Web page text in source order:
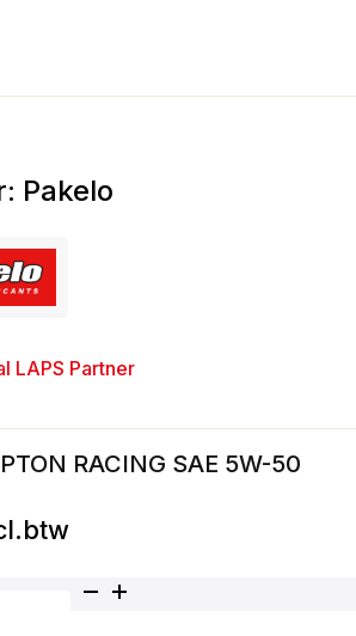
Pakelo
Partner
RACING SAE 5W-50
RACING SAE 5W-50 aantal